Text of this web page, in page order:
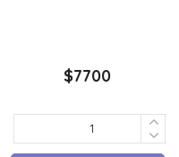
$7700